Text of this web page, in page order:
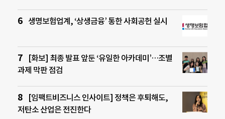
생명보험업계, ‘상생금융’ 통한 사회공헌 실시
[화보] 최종 발표 앞둔 ‘유일한 아카데미’…조별
과제 막판 점검
[임팩트비즈니스 인사이트] 정책은 후퇴해도,
저탄소 산업은 전진한다